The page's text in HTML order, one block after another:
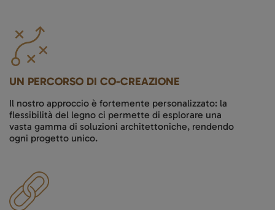
UN PERCORSO DI CO-CREAZIONE
Il nostro approccio è fortemente personalizzato: la
flessibilità del legno ci permette di esplorare una
vasta gamma di soluzioni architettoniche, rendendo
ogni progetto unico.